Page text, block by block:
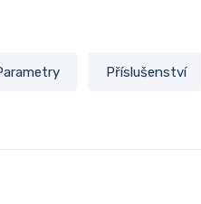
Příslušenství